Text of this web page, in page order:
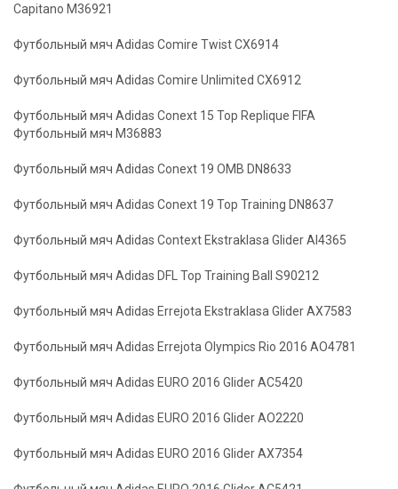
Capitano M36921
Футбольный мяч Adidas Comire Twist CX6914
Футбольный мяч Adidas Comire Unlimited CX6912
Футбольный мяч Adidas Conext 15 Top Replique FIFA
Футбольный мяч M36883
Футбольный мяч Adidas Conext 19 OMB DN8633
Футбольный мяч Adidas Conext 19 Top Training DN8637
Футбольный мяч Adidas Context Ekstraklasa Glider AI4365
Футбольный мяч Adidas DFL Top Training Ball S90212
Футбольный мяч Adidas Errejota Ekstraklasa Glider AX7583
Футбольный мяч Adidas Errejota Olympics Rio 2016 АO4781
Футбольный мяч Adidas EURO 2016 Glider AC5420
Футбольный мяч Adidas EURO 2016 Glider AO2220
Футбольный мяч Adidas EURO 2016 Glider AX7354